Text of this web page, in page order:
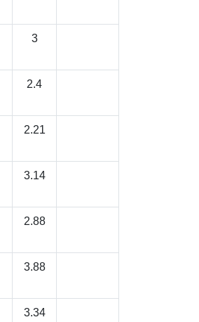
3
2.4
2.21
3.14
2.88
3.88
3.34